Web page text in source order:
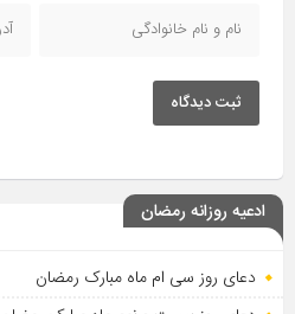
ثبت دیدگاه
ادعیه روزانه رمضان
دعای روز سی ام ماه مبارک رمضان